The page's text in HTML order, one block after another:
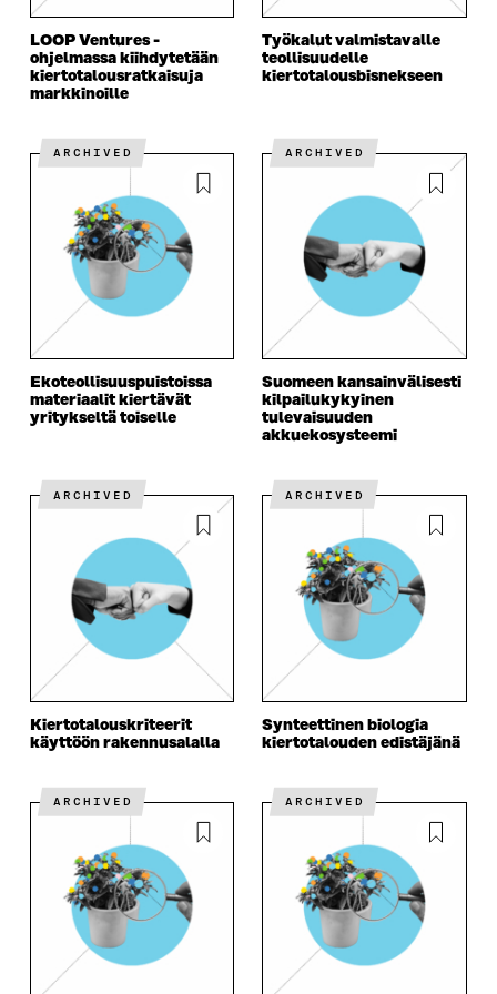
LOOP Ventures -
ohjelmassa kiihdytetään
kiertotalous­ratkaisuja
markkinoille
Työkalut valmistavalle
teollisuudelle
kiertotalous­bisnekseen
ARCHIVED
Ekoteollisuus­puistoissa
materiaalit kiertävät
yritykseltä toiselle
ARCHIVED
Suomeen kansainvälisesti
kilpailukykyinen
tulevaisuuden
akkuekosysteemi
ARCHIVED
Kiertotalouskriteerit
käyttöön rakennusalalla
ARCHIVED
Synteettinen biologia
kiertotalouden edistäjänä
ARCHIVED ARCHIVED